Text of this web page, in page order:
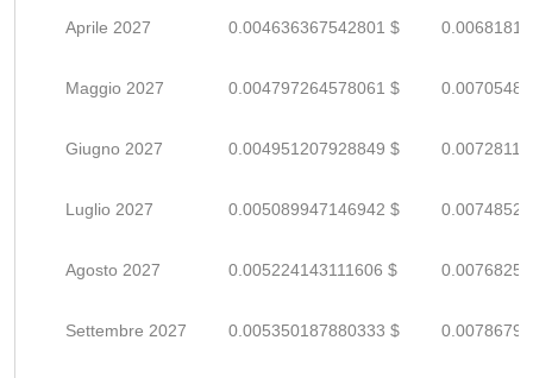
Aprile 2027 0.004636367542801 $
Maggio 2027 0.004797264578061 $
Giugno 2027 0.004951207928849 $
Luglio 2027 0.005089947146942 $
Agosto 2027 0.005224143111606 $
Settembre 2027 0.005350187880333 $